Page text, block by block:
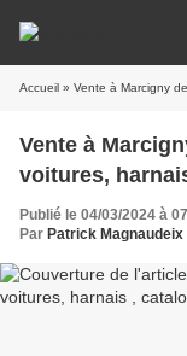
Accueil » Vente à Marcigny de
Vente à
voitures,
Publié le 04/03/2024 à
Par Patrick Magnaudeix